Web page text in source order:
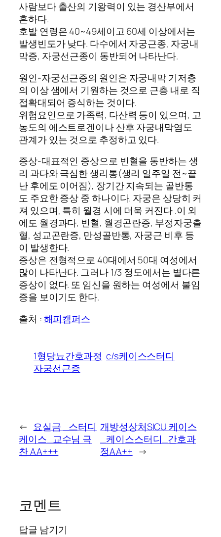
사람보다 출산의 기왕력이 있는 경산부에서
흔하다.
호발 연령은 40~49세이고 60세 이상에서는
발생빈도가 낮다. 다수에서 자궁근종, 자궁내
막증, 자궁선근종이 동반되어 나타난다.
원인-자궁선근증의 원인은 자궁내막 기저층
의 이상 샘에서 기원하는 것으로 근층 내로 직
접확대되어 증식하는 것이다.
위험요인으로 가족력, 다산력 등이 있으며, 고
농도의 에스트로겐이나 산후 자궁내막염도
관계가 있는 것으로 추정하고 있다.
증상-대표적인 증상으로 빈혈을 동반하는 생
리 과다와 극심한 생리통(생리 일주일 전~끝
난 후에도 이어짐), 장기간 지속되는 골반통
도 주요한 증상 중 하나이다. 자궁은 상당히 커
져 있으며, 특히 월경 시에 더욱 커진다 .이 외
에도 월경과다, 빈혈, 월경곤란증, 부정자궁출
혈, 성교곤란증, 만성골반통, 자궁근 비후 등
이 발생한다.
증상은 전형적으로 40대에서 50대 여성에서
많이 나타난다. 그러나 1/3 정도에서는 별다른
증상이 없다. 또 임신을 원하는 여성에서 불임
증을 보이기도 한다.
출처 :해피캠퍼스
1형당뇨간호과정 c/s케이스스터디
자궁선근증
← 요실금 _스터디
케이스_교수님 극
찬 AA+++
개방성상처SICU 케이스
_케이스스터디_간호과
정AA++ →
코멘트
답글 남기기